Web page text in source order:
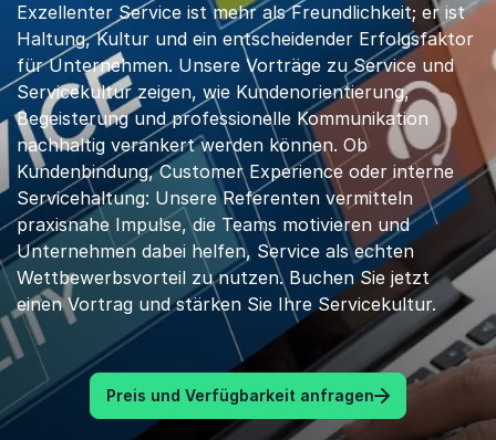
Exzellenter Service ist mehr als Freundlichkeit; er ist
Haltung, Kultur und ein entscheidender Erfolgsfaktor
für Unternehmen. Unsere Vorträge zu Service und
Servicekultur zeigen, wie Kundenorientierung,
Begeisterung und professionelle Kommunikation
nachhaltig verankert werden können. Ob
Kundenbindung, Customer Experience oder interne
Servicehaltung: Unsere Referenten vermitteln
praxisnahe Impulse, die Teams motivieren und
Unternehmen dabei helfen, Service als echten
Wettbewerbsvorteil zu nutzen. Buchen Sie jetzt
einen Vortrag und stärken Sie Ihre Servicekultur.
Preis und Verfügbarkeit anfragen